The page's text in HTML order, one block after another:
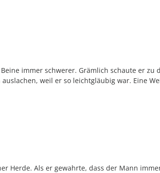
immer schwerer. Grämlich schaute er zu
weil er so leichtgläubig war. Eine
Herde. Als er gewahrte, dass der Mann